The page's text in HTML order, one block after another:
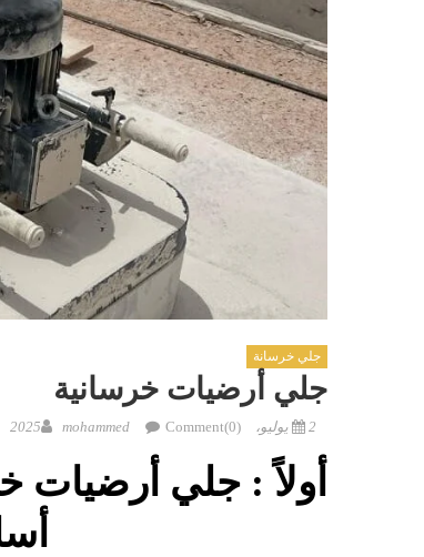
جلي خرسانة
جلي أرضيات خرسانية
2 يوليو، 2025 mohammed Comment(0)
أولاً : جلي أرضيات